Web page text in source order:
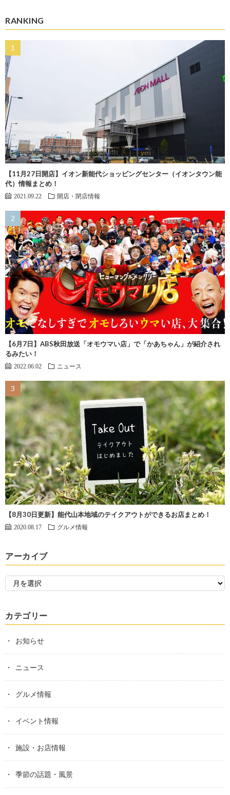
RANKING
【11月27日開店】イオン新能代ショッピングセンター（イオンタウン能
代）情報まとめ！
2021.09.22 開店・閉店情報
【6月7日】ABS秋田放送「オモウマい店」で「かあちゃん」が紹介され
るみたい！
2022.06.02 ニュース
【8月30日更新】能代山本地域のテイクアウトができるお店まとめ！
2020.08.17 グルメ情報
アーカイブ
カテゴリー
お知らせ
ニュース
グルメ情報
イベント情報
施設・お店情報
季節の話題・風景